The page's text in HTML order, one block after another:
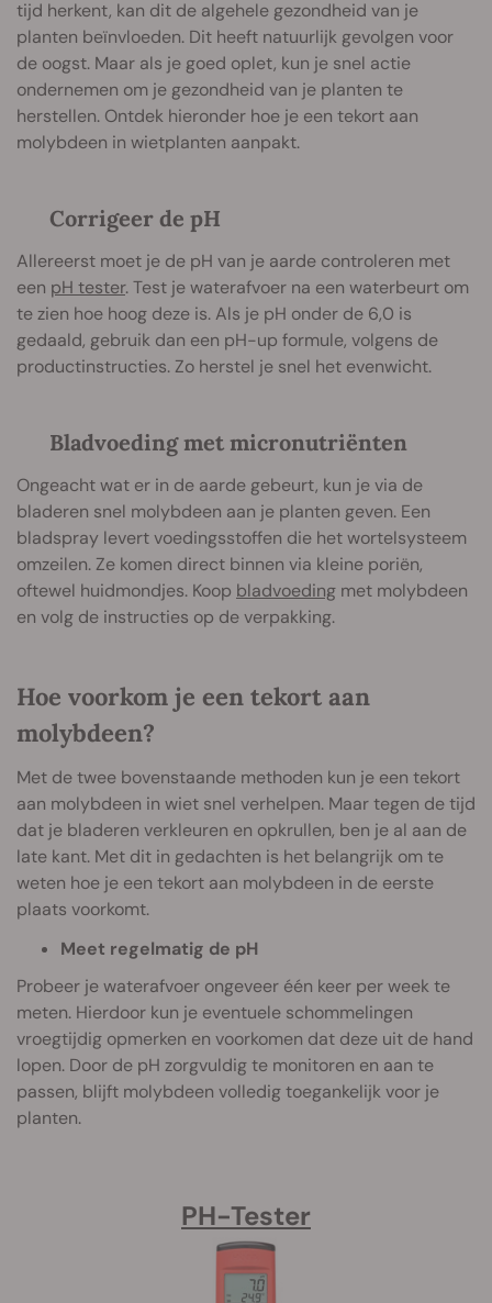
tijd herkent, kan dit de algehele gezondheid van je
planten beïnvloeden. Dit heeft natuurlijk gevolgen voor
de oogst. Maar als je goed oplet, kun je snel actie
ondernemen om je gezondheid van je planten te
herstellen. Ontdek hieronder hoe je een tekort aan
molybdeen in wietplanten aanpakt.
Corrigeer de pH
Allereerst moet je de pH van je aarde controleren met
een pH tester. Test je waterafvoer na een waterbeurt om
te zien hoe hoog deze is. Als je pH onder de 6,0 is
gedaald, gebruik dan een pH-up formule, volgens de
productinstructies. Zo herstel je snel het evenwicht.
Bladvoeding met micronutriënten
Ongeacht wat er in de aarde gebeurt, kun je via de
bladeren snel molybdeen aan je planten geven. Een
bladspray levert voedingsstoffen die het wortelsysteem
omzeilen. Ze komen direct binnen via kleine poriën,
oftewel huidmondjes. Koop bladvoeding met molybdeen
en volg de instructies op de verpakking.
Hoe voorkom je een tekort aan
molybdeen?
Met de twee bovenstaande methoden kun je een tekort
aan molybdeen in wiet snel verhelpen. Maar tegen de tijd
dat je bladeren verkleuren en opkrullen, ben je al aan de
late kant. Met dit in gedachten is het belangrijk om te
weten hoe je een tekort aan molybdeen in de eerste
plaats voorkomt.
Meet regelmatig de pH
Probeer je waterafvoer ongeveer één keer per week te
meten. Hierdoor kun je eventuele schommelingen
vroegtijdig opmerken en voorkomen dat deze uit de hand
lopen. Door de pH zorgvuldig te monitoren en aan te
passen, blijft molybdeen volledig toegankelijk voor je
planten.
PH-Tester